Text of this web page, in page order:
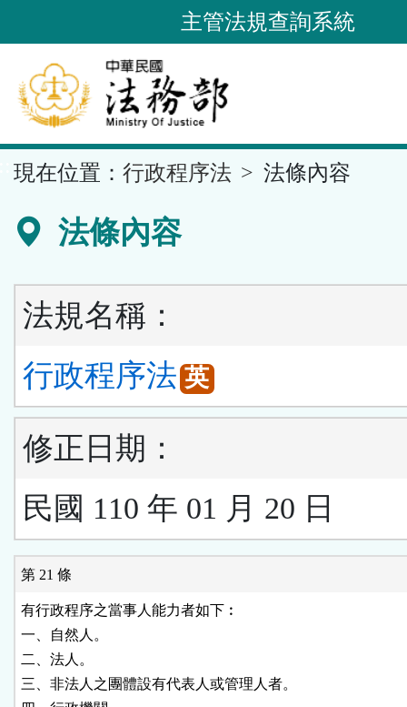
到
要
內
容
區
主管法規查詢系統
現在位置： 行政程序法 法條內容
法條內容
法規名稱：
行政程序法 英
修正日期：
民國 110 年 01 月 20 日
第 21 條
有行政程序之當事人能力者如下︰
一、自然人。
二、法人。
三、非法人之團體設有代表人或管理人者。